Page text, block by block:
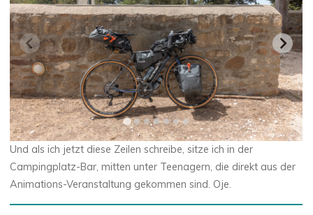
Und als ich jetzt diese Zeilen schreibe, sitze ich in der
Campingplatz-Bar, mitten unter Teenagern, die direkt aus der
Animations-Veranstaltung gekommen sind. Oje.